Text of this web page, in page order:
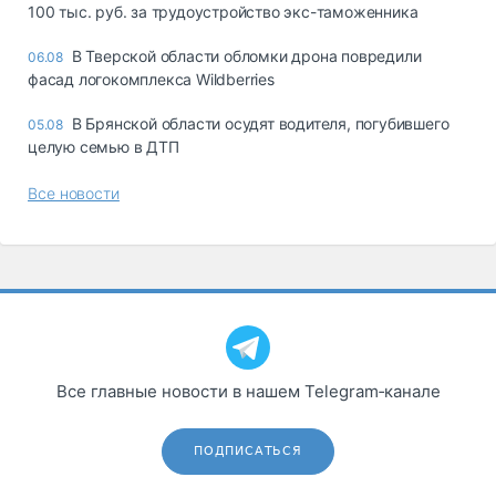
100 тыс. руб. за трудоустройство экс-таможенника
06.08 В Тверской области обломки дрона повредили
фасад логокомплекса Wildberries
05.08 В Брянской области осудят водителя, погубившего
целую семью в ДТП
Все новости
Все главные новости в нашем Telegram‑канале
ПОДПИСАТЬСЯ